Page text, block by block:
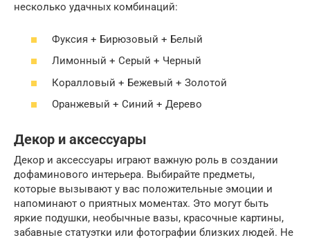
несколько удачных комбинаций:
Фуксия + Бирюзовый + Белый
Лимонный + Серый + Черный
Коралловый + Бежевый + Золотой
Оранжевый + Синий + Дерево
Декор и аксессуары
Декор и аксессуары играют важную роль в создании
дофаминового интерьера. Выбирайте предметы,
которые вызывают у вас положительные эмоции и
напоминают о приятных моментах. Это могут быть
яркие подушки, необычные вазы, красочные картины,
забавные статуэтки или фотографии близких людей. Не